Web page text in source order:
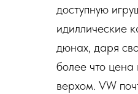
доступную
идиллические
дюнах, даря
более что
верхом. VW